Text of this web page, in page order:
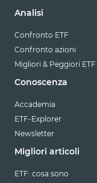
Analisi
Confronto ETF
Confronto azioni
Migliori & Peggiori ETF
Conoscenza
Accademia
ETF-Explorer
Newsletter
Migliori articoli
ETF: cosa sono